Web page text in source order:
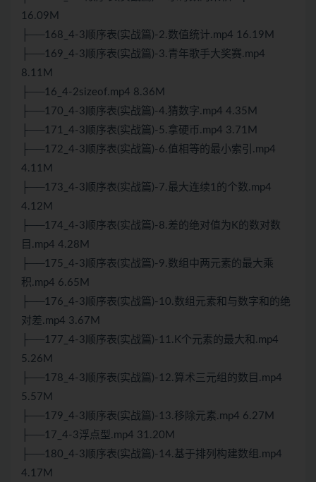
16.09M
├──168_4-3顺序表(实战篇)-2.数值统计.mp4 16.19M
├──169_4-3顺序表(实战篇)-3.青年歌手大奖赛.mp4
8.11M
├──16_4-2sizeof.mp4 8.36M
├──170_4-3顺序表(实战篇)-4.猜数字.mp4 4.35M
├──171_4-3顺序表(实战篇)-5.拿硬币.mp4 3.71M
├──172_4-3顺序表(实战篇)-6.值相等的最小索引.mp4
4.11M
├──173_4-3顺序表(实战篇)-7.最大连续1的个数.mp4
4.12M
├──174_4-3顺序表(实战篇)-8.差的绝对值为K的数对数
目.mp4 4.28M
├──175_4-3顺序表(实战篇)-9.数组中两元素的最大乘
积.mp4 6.65M
├──176_4-3顺序表(实战篇)-10.数组元素和与数字和的绝
对差.mp4 3.67M
├──177_4-3顺序表(实战篇)-11.K个元素的最大和.mp4
5.26M
├──178_4-3顺序表(实战篇)-12.算术三元组的数目.mp4
5.57M
├──179_4-3顺序表(实战篇)-13.移除元素.mp4 6.27M
├──17_4-3浮点型.mp4 31.20M
├──180_4-3顺序表(实战篇)-14.基于排列构建数组.mp4
4.17M